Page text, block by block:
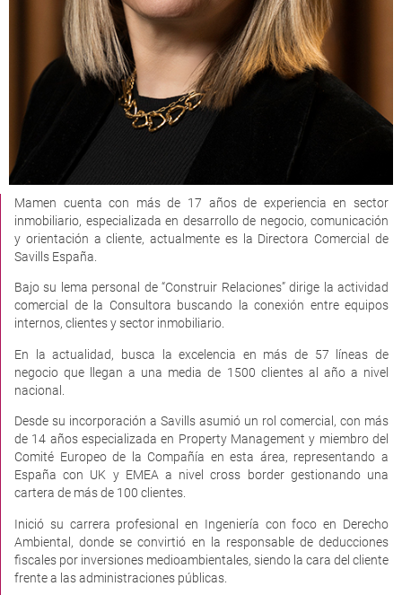
Mamen cuenta con más de 17 años de experiencia en sector
inmobiliario, especializada en desarrollo de negocio, comunicación
y orientación a cliente, actualmente es la Directora Comercial de
Savills España.
Bajo su lema personal de “Construir Relaciones” dirige la actividad
comercial de la Consultora buscando la conexión entre equipos
internos, clientes y sector inmobiliario.
En la actualidad, busca la excelencia en más de 57 líneas de
negocio que llegan a una media de 1500 clientes al año a nivel
nacional.
Desde su incorporación a Savills asumió un rol comercial, con más
de 14 años especializada en Property Management y miembro del
Comité Europeo de la Compañía en esta área, representando a
España con UK y EMEA a nivel cross border gestionando una
cartera de más de 100 clientes.
Inició su carrera profesional en Ingeniería con foco en Derecho
Ambiental, donde se convirtió en la responsable de deducciones
fiscales por inversiones medioambientales, siendo la cara del cliente
frente a las administraciones públicas.